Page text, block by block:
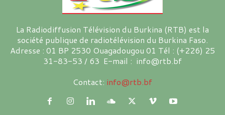
La Radiodiffusion Télévision du Burkina (RTB) est la
société publique de radiotélévision du Burkina Faso.
Adresse : 01 BP 2530 Ouagadougou 01 Tél : (+226) 25
31-83-53 / 63 E-mail : info@rtb.bf
Contact: info@rtb.bf